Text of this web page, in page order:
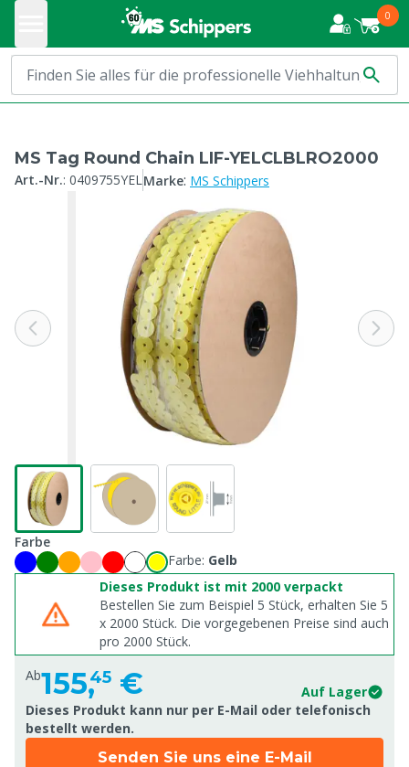
0
MS Tag Round Chain LIF-YELCLBLRO2000
Art.-Nr.: 0409755YELMarke: MS Schippers
Farbe
Farbe: Gelb
Dieses Produkt ist mit 2000 verpackt
Bestellen Sie zum Beispiel 5 Stück, erhalten Sie 5
x 2000 Stück. Die vorgegebenen Preise sind auch
pro 2000 Stück.
Ab155,45 €
Auf Lager
Dieses Produkt kann nur per E-Mail oder telefonisch
bestellt werden.
Senden Sie uns eine E-Mail